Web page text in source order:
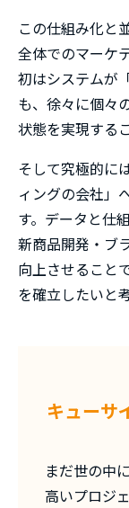
この仕組み化と
全体でのマーケ
初はシステムが
も、徐々に個々
状態を実現する
そして究極的に
ィングの会社」
す。データと仕
新商品開発・ブ
向上させること
を確立したいと
キューサ
まだ世の中
高いプロジ